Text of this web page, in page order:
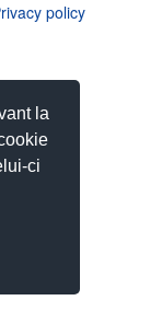
la
ci
policy